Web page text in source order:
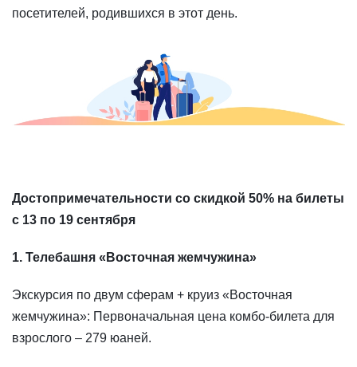
посетителей, родившихся в этот день.
Достопримечательности со скидкой 50% на билеты
с 13 по 19 сентября
1. Телебашня «Восточная жемчужина»
Экскурсия по двум сферам + круиз «Восточная
жемчужина»: Первоначальная цена комбо-билета для
взрослого – 279 юаней.